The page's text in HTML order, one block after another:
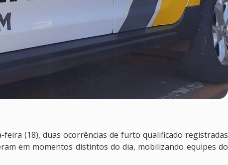
(18), duas ocorrências de furto qualificado registradas
em momentos distintos do dia, mobilizando equipes do